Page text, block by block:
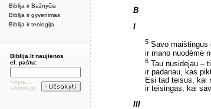
Biblija ir Bažnyčia
Biblija ir gyvenimas
Biblija ir teologija
Biblija.lt naujienos
el. paštu:
»Apie...
»Atsakyti
B
I
5 Savo maištingus
ir mano nuodėmė
6 Tau nusidėjau –
ir padariau, kas
Esi tad teisus, kai
ir teisingas, kai
III